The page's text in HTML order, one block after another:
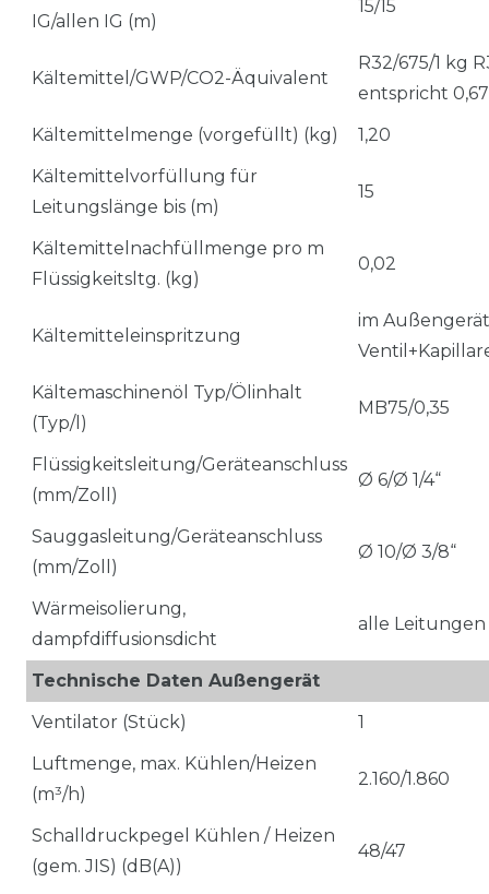
IG/allen IG (m)
15/15
Kältemittel/GWP/CO2-Äquivalent
R32/675/1 kg
entspricht
Kältemittelmenge (vorgefüllt) (kg)
1,20
Kältemittelvorfüllung für
Leitungslänge bis (m)
15
Kältemittelnachfüllmenge pro m
Flüssigkeitsltg. (kg)
0,02
Kältemitteleinspritzung
im
Kältemaschinenöl Typ/Ölinhalt
(Typ/l)
MB75/0,35
Flüssigkeitsleitung/Geräteanschluss
(mm/Zoll)
Ø 6/Ø 1/4“
Sauggasleitung/Geräteanschluss
(mm/Zoll)
Ø 10/Ø 3/8“
Wärmeisolierung,
dampfdiffusionsdicht
alle Leitungen
Technische Daten Außengerät
Ventilator (Stück)
1
Luftmenge, max. Kühlen/Heizen
(m³/h)
2.160/1.860
Schalldruckpegel Kühlen / Heizen
(gem. JIS) (dB(A))
48/47